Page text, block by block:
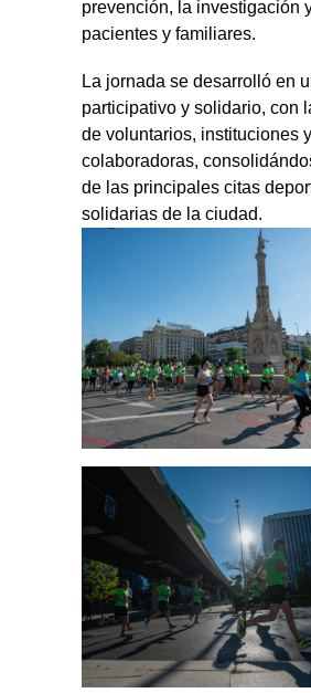
prevención, la investigación
pacientes y familiares.
La jornada se desarrolló en
participativo y solidario, con
de voluntarios, instituciones
colaboradoras,
de las principales citas
solidarias de la ciudad.